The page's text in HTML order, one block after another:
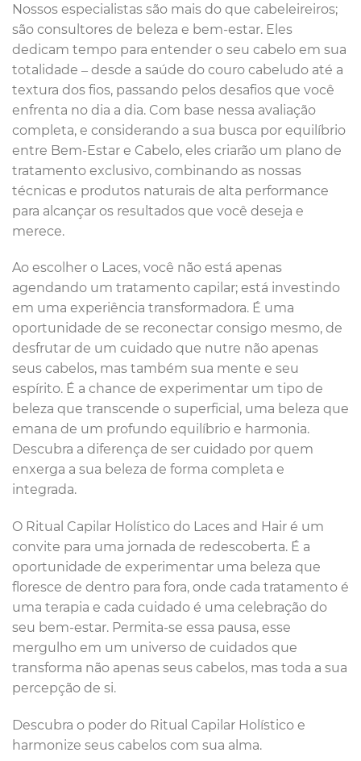
Nossos especialistas são mais do que cabeleireiros;
são consultores de beleza e bem-estar. Eles
dedicam tempo para entender o seu cabelo em sua
totalidade – desde a saúde do couro cabeludo até a
textura dos fios, passando pelos desafios que você
enfrenta no dia a dia. Com base nessa avaliação
completa, e considerando a sua busca por equilíbrio
entre Bem-Estar e Cabelo, eles criarão um plano de
tratamento exclusivo, combinando as nossas
técnicas e produtos naturais de alta performance
para alcançar os resultados que você deseja e
merece.
Ao escolher o Laces, você não está apenas
agendando um tratamento capilar; está investindo
em uma experiência transformadora. É uma
oportunidade de se reconectar consigo mesmo, de
desfrutar de um cuidado que nutre não apenas
seus cabelos, mas também sua mente e seu
espírito. É a chance de experimentar um tipo de
beleza que transcende o superficial, uma beleza que
emana de um profundo equilíbrio e harmonia.
Descubra a diferença de ser cuidado por quem
enxerga a sua beleza de forma completa e
integrada.
O Ritual Capilar Holístico do Laces and Hair é um
convite para uma jornada de redescoberta. É a
oportunidade de experimentar uma beleza que
floresce de dentro para fora, onde cada tratamento é
uma terapia e cada cuidado é uma celebração do
seu bem-estar. Permita-se essa pausa, esse
mergulho em um universo de cuidados que
transforma não apenas seus cabelos, mas toda a sua
percepção de si.
Descubra o poder do Ritual Capilar Holístico e
harmonize seus cabelos com sua alma.